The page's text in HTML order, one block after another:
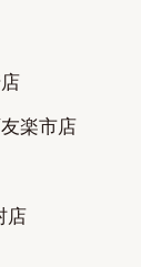
楽市店
店